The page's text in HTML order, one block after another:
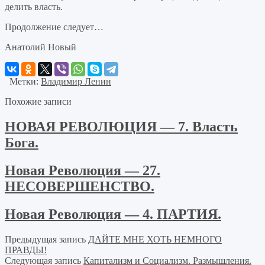
делить власть.
Продолжение следует…
Анатолий Новый
Метки: Владимир Ленин
Похожие записи
НОВАЯ РЕВОЛЮЦИЯ — 7. Власть
Бога.
Новая Революция — 27.
НЕСОВЕРШЕНСТВО.
Новая Революция — 4. ПАРТИЯ.
Предыдущая запись ДАЙТЕ МНЕ ХОТЬ НЕМНОГО
ПРАВДЫ!
Следующая запись Капитализм и Социализм. Размышления.